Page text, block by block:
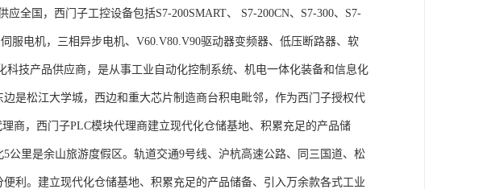
，西门子工控设备包括S7-200SMART、 S7-200CN、S7-300、S7-
服电机，三相异步电机、V60.V80.V90驱动器变频器、低压断路器、软
技产品供应商，是从事工业自动化控制系统、机电一体化装备和信息化
是松江大学城，西边和重大芯片制造商台积电毗邻，作为西门子授权代
商，西门子PLC模块代理商建立现代化仓储基地、积累充足的产品储
公里是余山旅游度假区。轨道交通9号线、沪杭高速公路、同三国道、松
利。建立现代化仓储基地、积累充足的产品储备、引入万余款各式工业